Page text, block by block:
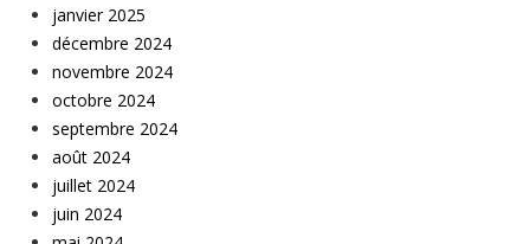
janvier 2025
décembre 2024
novembre 2024
octobre 2024
septembre 2024
août 2024
juillet 2024
juin 2024